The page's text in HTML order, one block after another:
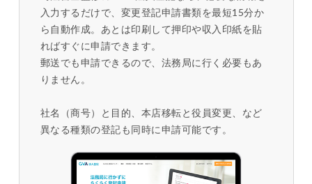
入力するだけで、変更登記申請書類を最短15分か
ら自動作成。あとは印刷して押印や収入印紙を貼
ればすぐに申請できます。
郵送でも申請できるので、法務局に行く必要もあ
りません。
社名（商号）と目的、本店移転と役員変更、など
異なる種類の登記も同時に申請可能です。